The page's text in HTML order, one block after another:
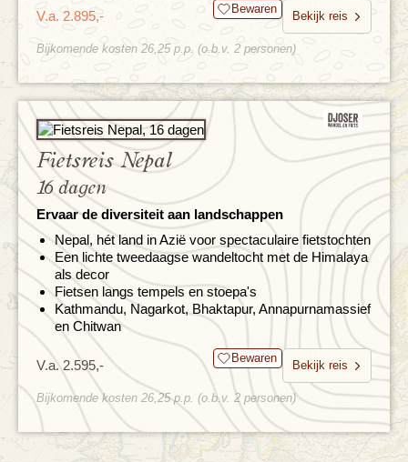
V.a. 2.895,- Bewaren
Bekijk reis
Bijkomende kosten 26,25 p.p. (o.b.v. 2 personen)
Fietsreis Nepal
16 dagen
Ervaar de diversiteit aan landschappen
Nepal, hét land in Azië voor spectaculaire fietstochten
Een lichte tweedaagse wandeltocht met de Himalaya
als decor
Fietsen langs tempels en stoepa's
Kathmandu, Nagarkot, Bhaktapur, Annapurnamassief
en Chitwan
V.a. 2.595,- Bewaren
Bekijk reis
Bijkomende kosten 26,25 p.p. (o.b.v. 2 personen)